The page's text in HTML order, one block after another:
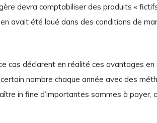
devra comptabiliser des produits «
avait été loué dans des conditions de
cas déclarent en réalité ces avantages en
nombre chaque année avec des
in fine d’importantes sommes à payer,